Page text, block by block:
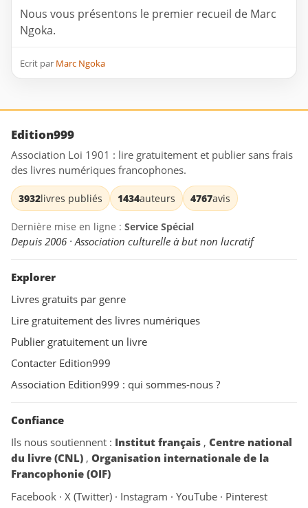
Nous vous présentons le premier recueil de Marc
Ngoka.
Ecrit par Marc Ngoka
Edition999
Association Loi 1901 : lire gratuitement et publier sans frais
des livres numériques francophones.
3932livres publiés 1434auteurs 4767avis
Dernière mise en ligne : Service Spécial
Depuis 2006 · Association culturelle à but non lucratif
Explorer
Livres gratuits par genre
Lire gratuitement des livres numériques
Publier gratuitement un livre
Contacter Edition999
Association Edition999 : qui sommes-nous ?
Confiance
Ils nous soutiennent : Institut français , Centre national
du livre (CNL) , Organisation internationale de la
Francophonie (OIF)
Facebook · X (Twitter) · Instagram · YouTube · Pinterest